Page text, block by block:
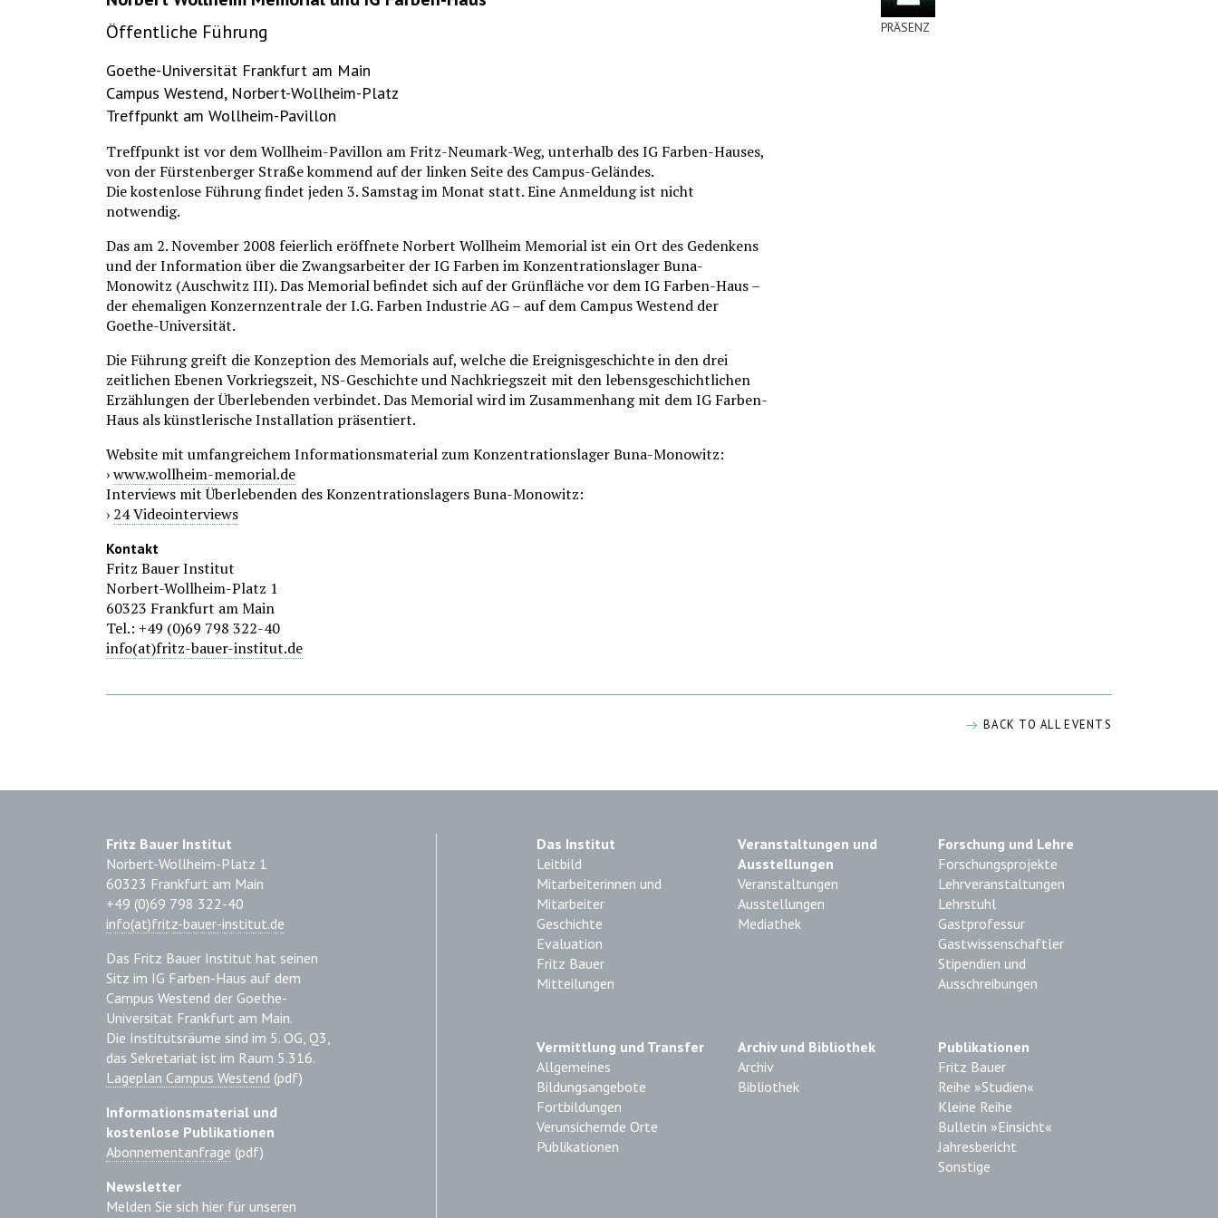
Öffentliche Führung
Goethe-Universität Frankfurt am Main
Campus Westend, Norbert-Wollheim-Platz
Treffpunkt am Wollheim-Pavillon
Treffpunkt ist vor dem Wollheim-Pavillon am Fritz-Neumark-Weg, unterhalb des IG Farben-Hauses,
von der Fürstenberger Straße kommend auf der linken Seite des Campus-Geländes.
Die kostenlose Führung findet jeden 3. Samstag im Monat statt. Eine Anmeldung ist nicht
notwendig.
Das am 2. November 2008 feierlich eröffnete Norbert Wollheim Memorial ist ein Ort des Gedenkens
und der Information über die Zwangsarbeiter der IG Farben im Konzentrationslager Buna-
Monowitz (Auschwitz III). Das Memorial befindet sich auf der Grünfläche vor dem IG Farben-Haus –
der ehemaligen Konzernzentrale der I.G. Farben Industrie AG – auf dem Campus Westend der
Goethe-Universität.
Die Führung greift die Konzeption des Memorials auf, welche die Ereignisgeschichte in den drei
zeitlichen Ebenen Vorkriegszeit, NS-Geschichte und Nachkriegszeit mit den lebensgeschichtlichen
Erzählungen der Überlebenden verbindet. Das Memorial wird im Zusammenhang mit dem IG Farben-
Haus als künstlerische Installation präsentiert.
Website mit umfangreichem Informationsmaterial zum Konzentrationslager Buna-Monowitz:
›www.wollheim-memorial.de
Interviews mit Überlebenden des Konzentrationslagers Buna-Monowitz:
› 24 Videointerviews
Kontakt
Fritz Bauer Institut
Norbert-Wollheim-Platz 1
60323 Frankfurt am Main
Tel.: +49 (0)69 798 322-40
info(at)fritz-bauer-institut.de
PRÄSENZ
BACK TO ALL EVENTS
Fritz Bauer Institut
Norbert-Wollheim-Platz 1
60323 Frankfurt am Main
+49 (0)69 798 322-40
info(at)fritz-bauer-institut.de
Das Fritz Bauer Institut hat seinen
Sitz im IG Farben-Haus auf dem
Campus Westend der Goethe-
Universität Frankfurt am Main.
Die Institutsräume sind im 5. OG, Q3,
das Sekretariat ist im Raum 5.316.
Lageplan Campus Westend (pdf)
Informationsmaterial und
kostenlose Publikationen
Abonnementanfrage (pdf)
Newsletter
Melden Sie sich hier für unseren
Das Institut
Leitbild
Mitarbeiterinnen und
Mitarbeiter
Geschichte
Evaluation
Fritz Bauer
Mitteilungen
Veranstaltungen und
Ausstellungen
Veranstaltungen
Ausstellungen
Mediathek
Forschung und Lehre
Forschungsprojekte
Lehrveranstaltungen
Lehrstuhl
Gastprofessur
Gastwissenschaftler
Stipendien und
Ausschreibungen
Vermittlung und Transfer
Allgemeines
Bildungsangebote
Fortbildungen
Verunsichernde Orte
Publikationen
Archiv und Bibliothek
Archiv
Bibliothek
Publikationen
Fritz Bauer
Reihe »Studien«
Kleine Reihe
Bulletin »Einsicht«
Jahresbericht
Sonstige